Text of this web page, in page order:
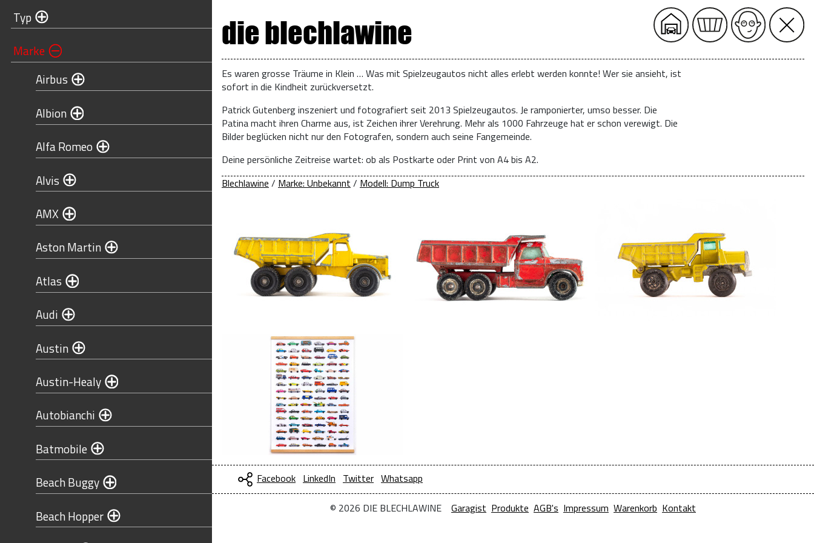
Typ
Marke
Airbus
Albion
Alfa Romeo
Alvis
AMX
Aston Martin
Atlas
Audi
Austin
Austin-Healy
Autobianchi
Batmobile
Beach Buggy
Beach Hopper
die blechlawine
Es waren grosse Träume in Klein … Was mit Spielzeugautos nicht alles erlebt werden konnte! Wer sie ansieht, ist
sofort in die Kindheit zurückversetzt.
Patrick Gutenberg inszeniert und fotografiert seit 2013 Spielzeugautos. Je ramponierter, umso besser. Die
Patina macht ihren Charme aus, ist Zeichen ihrer Verehrung. Mehr als 1000 Fahrzeuge hat er schon verewigt. Die
Bilder beglücken nicht nur den Fotografen, sondern auch seine Fangemeinde.
Deine persönliche Zeitreise wartet: ob als Postkarte oder Print von A4 bis A2.
Blechlawine / Marke: Unbekannt / Modell: Dump Truck
Facebook LinkedIn Twitter Whatsapp
© 2026 DIE BLECHLAWINE Garagist Produkte AGB's Impressum Warenkorb Kontakt